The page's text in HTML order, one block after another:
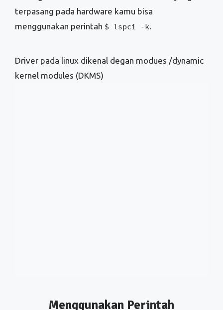
dmidecodeuntuk melihat informasi hardware dan